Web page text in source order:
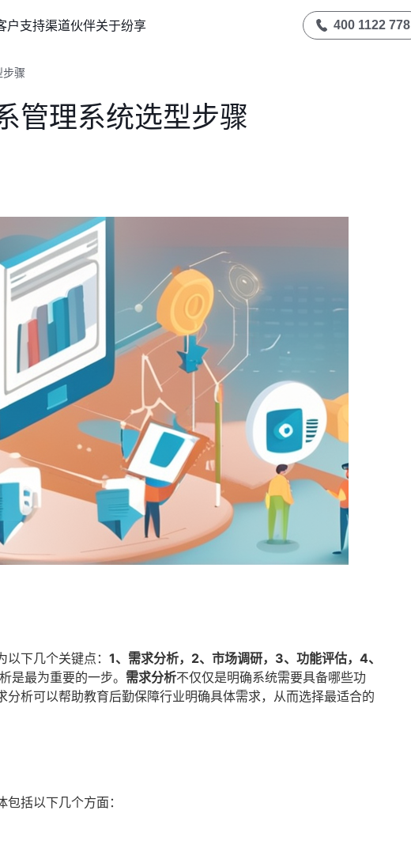
户支持渠道伙伴关于纷享 400 1122 778
步骤
管理系统选型步骤
下几个关键点： 1、需求分析，2、市场调研，3、功能评估，4、
是最为重要的一步。 需求分析不仅仅是明确系统需要具备哪些功
析可以帮助教育后勤保障行业明确具体需求，从而选择最适合的
括以下几个方面：